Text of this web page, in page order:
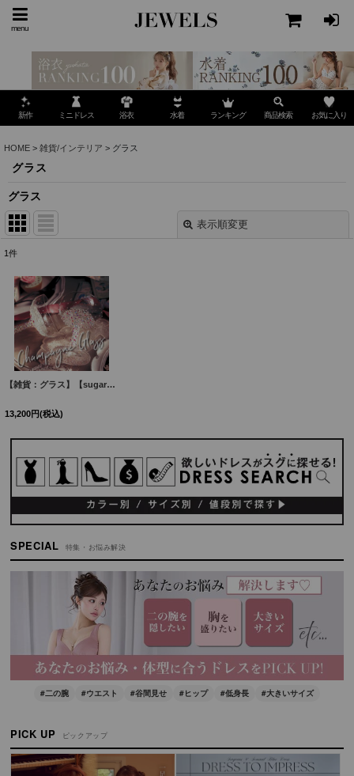
menu
新作 ミニドレス 浴衣 水着 ランキング 商品検索 お気に入り
HOME > 雑貨/インテリア > グラス
グラス
グラス
表示順変更
並び順:
1件
【雑貨：グラス】【sugarシャンパングラス】キラキラと光るビジューが散りばめられたシャンパングラス【HC02】
13,200円(税込)
SPECIAL 特集・お悩み解決
#二の腕 #ウエスト #谷間見せ #ヒップ #低身長 #大きいサイズ
PICK UP ピックアップ